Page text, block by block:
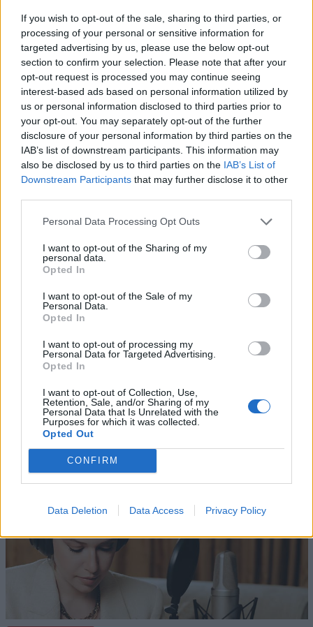
If you wish to opt-out of the sale, sharing to third parties, or
processing of your personal or sensitive information for
targeted advertising by us, please use the below opt-out
section to confirm your selection. Please note that after your
opt-out request is processed you may continue seeing
interest-based ads based on personal information utilized by
us or personal information disclosed to third parties prior to
your opt-out. You may separately opt-out of the further
disclosure of your personal information by third parties on the
IAB’s list of downstream participants. This information may
also be disclosed by us to third parties on the IAB’s List of
Downstream Participants that may further disclose it to other
Personal Data Processing Opt Outs
I want to opt-out of the Sharing of my
personal data.
Opted In
I want to opt-out of the Sale of my
Personal Data.
Opted In
I want to opt-out of processing my
Personal Data for Targeted Advertising.
Opted In
I want to opt-out of Collection, Use,
Retention, Sale, and/or Sharing of my
Personal Data that Is Unrelated with the
Purposes for which it was collected.
Opted Out
CONFIRM
Data Deletion Data Access Privacy Policy
un’interazione dinamica e coinvolgente. HeroChat
introduce una comunicazione diretta con un agente AI
e consente al pubblico di interagire con i contenuti
pubblicitari attraverso una dinamica conversazionale. Il
formato permette ai brand di costruire uno storytelling
più immersivo e di guidare gli utenti in un percorso di
scoperta di prodotti e servizi. Inoltre, abilita una
reportistica più ricca grazie alla raccolta e all’analisi
delle conversazioni attivate dagli utenti, con insight
utili per comprendere la percezione dei brand.
Innovazione creativa e sviluppo tecnologico restano
pilastri della strategia, con l’obiettivo di offrire soluzioni
sempre più efficaci, contestualizzate e capaci di
generare coinvolgimento in contesti editoriali di alta
Altri articoli che potrebbero piacerti